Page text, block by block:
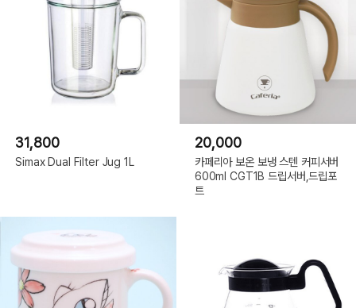
31,800
Simax Dual Filter Jug 1L
20,000
카페리아 보온 보냉 스텐 커피서버
600ml CGT1B 드립서버,드립포
트